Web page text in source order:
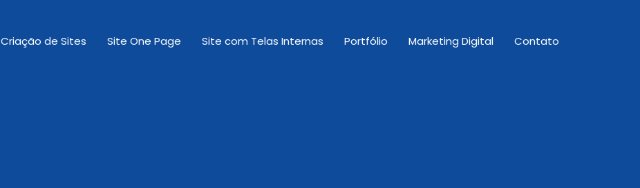
Criação de Sites Site One Page Site com Telas Internas Portfólio Marketing Digital Contato